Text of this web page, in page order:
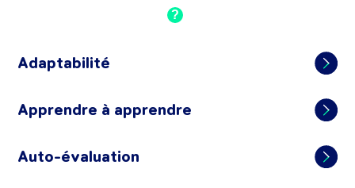
?
Adaptabilité
Apprendre à apprendre
Auto-évaluation